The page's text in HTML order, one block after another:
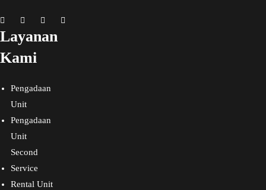
Layanan
Kami
Pengadaan
Unit
Pengadaan
Unit
Second
Service
Rental Unit